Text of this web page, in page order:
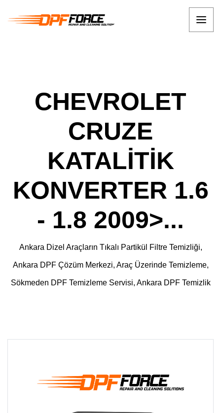
CHEVROLET
CRUZE
KATALİTİK
KONVERTER 1.6
- 1.8 2009>...
Ankara Dizel Araçların Tıkalı Partikül Filtre Temizliği,
Ankara DPF Çözüm Merkezi, Araç Üzerinde Temizleme,
Sökmeden DPF Temizleme Servisi, Ankara DPF Temizlik